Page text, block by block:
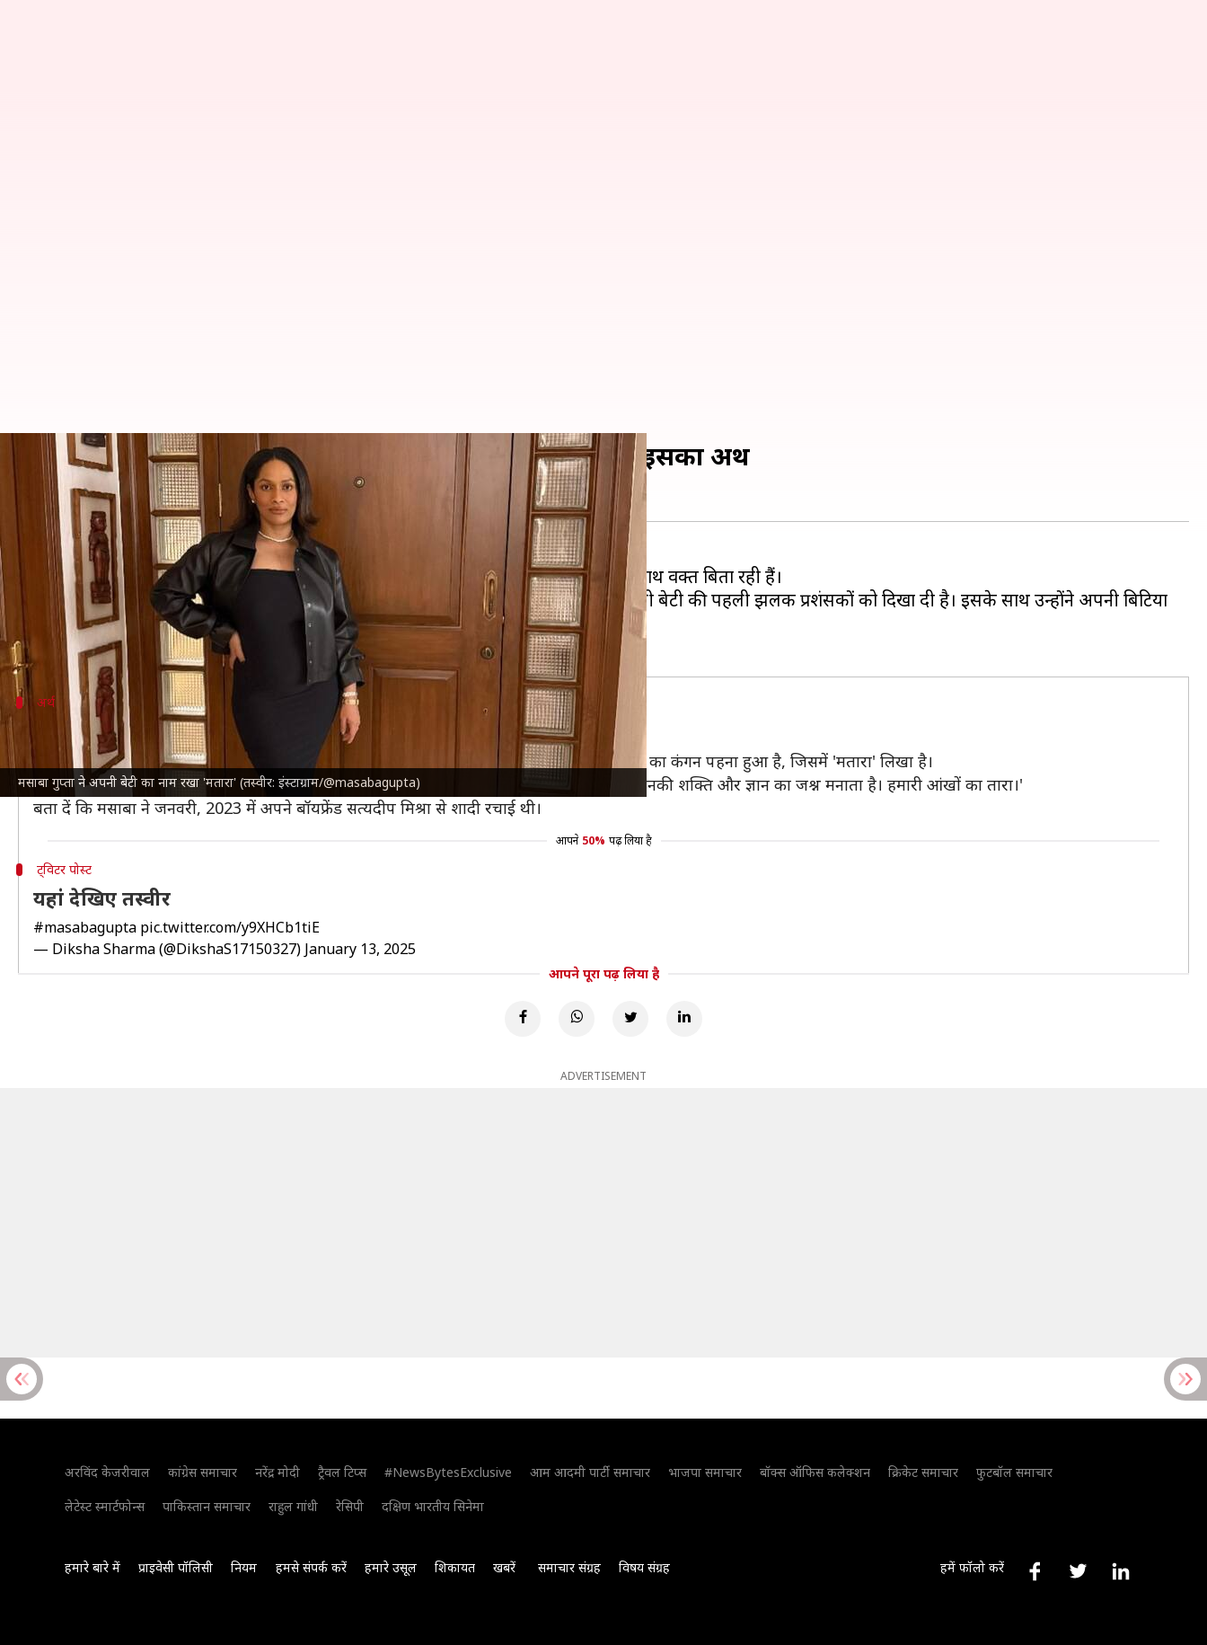
मसाबा गुप्ता ने अपनी बेटी का नाम रखा 'मतारा' (तस्वीर: इंस्टाग्राम/@masabagupta)
मसाबा गुप्ता ने अपनी बेटी का नाम रखा 'मतारा', जानिए क्या है इसका अर्थ
दीक्षा शर्मा Jan 13, 2025 12:58 pm
क्या है खबर?
जानी-मानी अभिनेत्री नीना गुप्ताकी बेटी और फैशन डिजाइनर मसाबा गुप्ता इन दिनों अपनी बेटी के साथ वक्त बिता रही हैं।
उन्होंने बीते साल 11 अक्टूबर को एक प्यारी बेटी को जन्म दिया था। अब आखिरकार मसाबा ने अपनी बेटी की पहली झलक प्रशंसकों को दिखा दी है। इसके साथ उन्होंने अपनी बिटिया
का नाम भी बताया है।
अर्थ
मसाबा ने पहना बेटी के नाम का कंगन
मसाबा ने इंस्टाग्राम पर एक तस्वीर साझा की है, जिसमें उनकी बेटी का हाथ दिख रहा है। मसाबा ने एक सोने का कंगन पहना हुआ है, जिसमें 'मतारा' लिखा है।
उन्होंने लिखा, 'मेरी मतारा के साथ 3 महीने। यह नाम 9 हिंदू देवियों की दिव्य स्त्री ऊर्जा का प्रतीक है, जो उनकी शक्ति और ज्ञान का जश्न मनाता है। हमारी आंखों का तारा।'
बता दें कि मसाबा ने जनवरी, 2023 में अपने बॉयफ्रेंड सत्यदीप मिश्रा से शादी रचाई थी।
आपने 50% पढ़ लिया है
ट्विटर पोस्ट
यहां देखिए तस्वीर
#masabagupta pic.twitter.com/y9XHCb1tiE
— Diksha Sharma (@DikshaS17150327) January 13, 2025
आपने पूरा पढ़ लिया है
ADVERTISEMENT
अरविंद केजरीवाल कांग्रेस समाचार नरेंद्र मोदी ट्रैवल टिप्स #NewsBytesExclusive आम आदमी पार्टी समाचार भाजपा समाचार बॉक्स ऑफिस कलेक्शन क्रिकेट समाचार
फुटबॉल समाचार
लेटेस्ट स्मार्टफोन्स
पाकिस्तान समाचार राहुल गांधी रेसिपी दक्षिण भारतीय सिनेमा
हमारे बारे में प्राइवेसी पॉलिसी नियम हमसे संपर्क करें हमारे उसूल शिकायत खबरें समाचार संग्रह विषय संग्रह हमें फॉलो करें